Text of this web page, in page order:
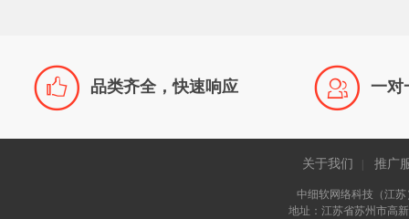
 品类齐全，快速响应  一对
关于我们 推广
中细软网络科技（江
地址：江苏省苏州市高